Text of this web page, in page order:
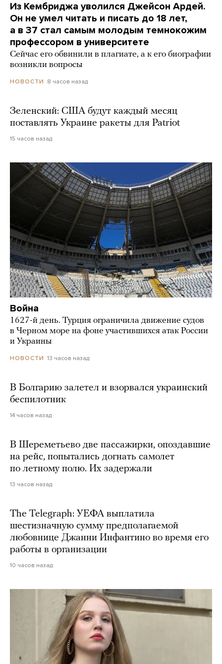
Из Кембриджа уволился Джейсон Ардей.
Он не умел читать и писать до 18 лет,
а в 37 стал самым молодым темнокожим
профессором в университете
Сейчас его обвинили в плагиате, а к его биографии
возникли вопросы
НОВОСТИ 8 часов назад
Зеленский: США будут каждый месяц
поставлять Украине ракеты для Patriot
15 часов назад
Война
1627-й день. Турция ограничила движение судов
в Черном море на фоне участившихся атак России
и Украины
НОВОСТИ 13 часов назад
В Болгарию залетел и взорвался украинский
беспилотник
14 часов назад
В Шереметьево две пассажирки, опоздавшие
на рейс, попытались догнать самолет
по летному полю. Их задержали
13 часов назад
The Telegraph: УЕФА выплатила
шестизначную сумму предполагаемой
любовнице Джанни Инфантино во время его
работы в организации
10 часов назад